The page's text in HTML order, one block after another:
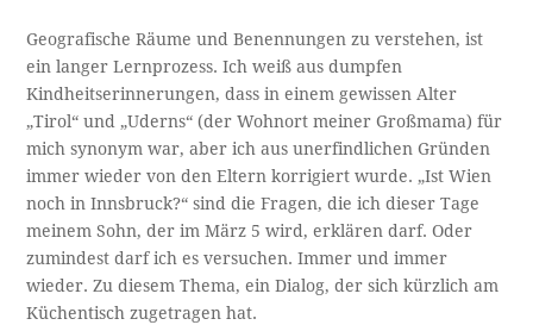
Geografische Räume und Benennungen zu verstehen, ist
ein langer Lernprozess. Ich weiß aus dumpfen
Kindheitserinnerungen, dass in einem gewissen Alter
„Tirol“ und „Uderns“ (der Wohnort meiner Großmama) für
mich synonym war, aber ich aus unerfindlichen Gründen
immer wieder von den Eltern korrigiert wurde. „Ist Wien
noch in Innsbruck?“ sind die Fragen, die ich dieser Tage
meinem Sohn, der im März 5 wird, erklären darf. Oder
zumindest darf ich es versuchen. Immer und immer
wieder. Zu diesem Thema, ein Dialog, der sich kürzlich am
Küchentisch zugetragen hat.